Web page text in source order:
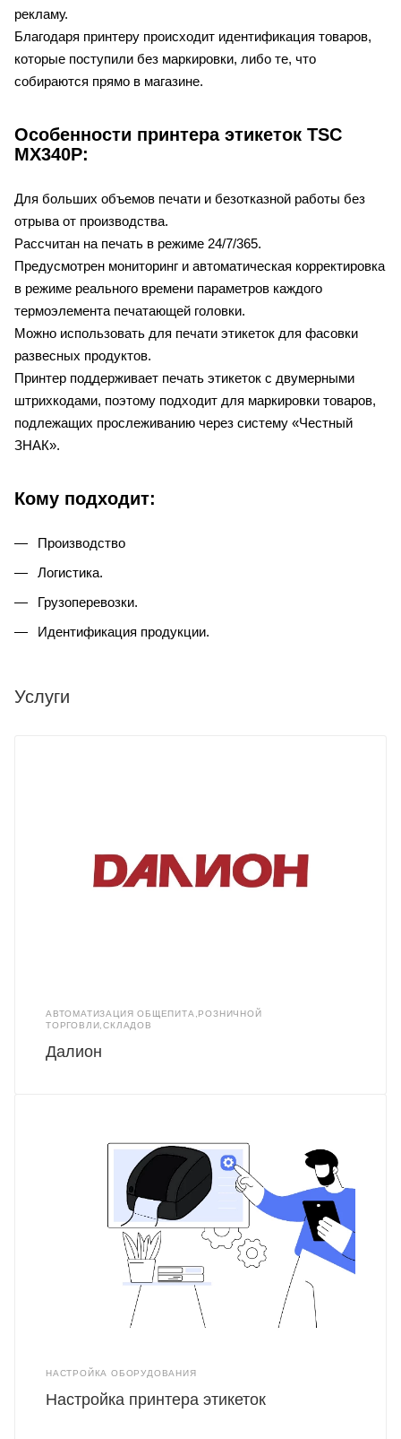
рекламу.
Благодаря принтеру происходит идентификация товаров,
которые поступили без маркировки, либо те, что
собираются прямо в магазине.
Особенности принтера этикеток TSC
MX340P:
Для больших объемов печати и безотказной работы без
отрыва от производства.
Рассчитан на печать в режиме 24/7/365.
Предусмотрен мониторинг и автоматическая корректировка
в режиме реального времени параметров каждого
термоэлемента печатающей головки.
Можно использовать для печати этикеток для фасовки
развесных продуктов.
Принтер поддерживает печать этикеток с двумерными
штрихкодами, поэтому подходит для маркировки товаров,
подлежащих прослеживанию через систему «Честный
ЗНАК».
Кому подходит:
Производство
Логистика.
Грузоперевозки.
Идентификация продукции.
Услуги
АВТОМАТИЗАЦИЯ ОБЩЕПИТА,РОЗНИЧНОЙ
ТОРГОВЛИ,СКЛАДОВ
Далион
НАСТРОЙКА ОБОРУДОВАНИЯ
Настройка принтера этикеток